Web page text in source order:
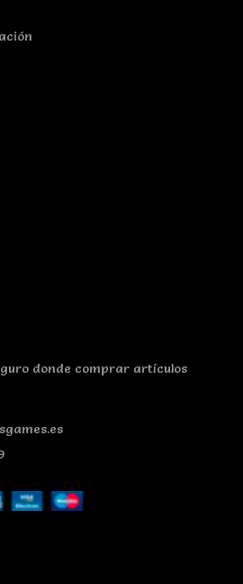
donde comprar artículos